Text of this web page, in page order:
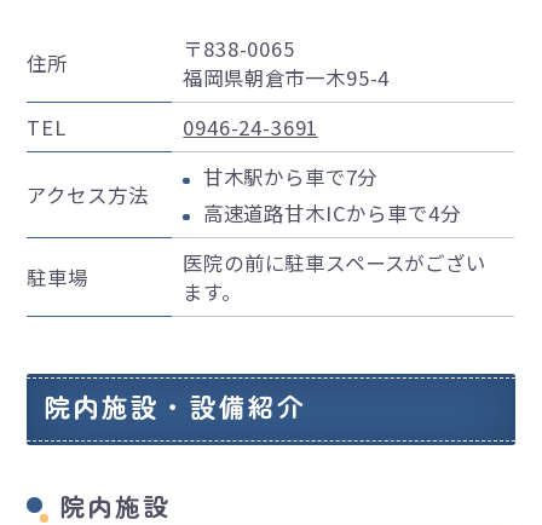
住所
〒838-0065
福岡県朝倉市一木95-4
TEL
0946-24-3691
アクセス方法
甘木駅から車で7分
高速道路甘木ICから車で4分
駐車場
医院の前に駐車スペースがござい
ます。
院内施設・設備紹介
院内施設